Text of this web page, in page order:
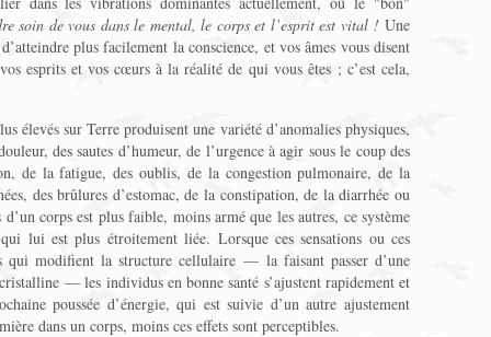
soin de vous dans le mental, le corps et l’esprit est vital ! Une
plus facilement la conscience, et vos âmes vous disent
esprits et vos cœurs à la réalité de qui vous êtes ; c’est cela,
élevés sur Terre produisent une variété d’anomalies physiques,
des sautes d’humeur, de l’urgence à agir sous le coup des
de la fatigue, des oublis, de la congestion pulmonaire, de la
des brûlures d’estomac, de la constipation, de la diarrhée ou
corps est plus faible, moins armé que les autres, ce système
lui est plus étroitement liée. Lorsque ces sensations ou ces
qui modifient la structure cellulaire — la faisant passer d’une
— les individus en bonne santé s’ajustent rapidement et
poussée d’énergie, qui est suivie d’un autre ajustement
dans un corps, moins ces effets sont perceptibles.